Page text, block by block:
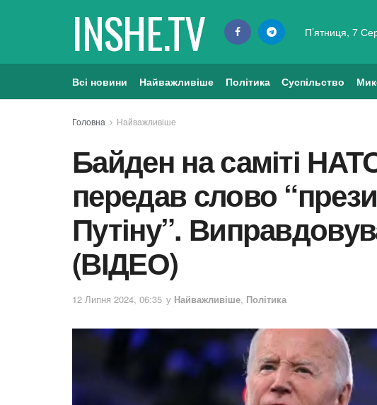
INSHE.TV П’ятниця, 7
Всі новини Найважливіше Політика Суспільство
Головна Найважливіше
Байден на саміті
передав слово
Путіну”.
(ВІДЕО)
12 Липня 2024, 06:35 у Найважливіше, Політика